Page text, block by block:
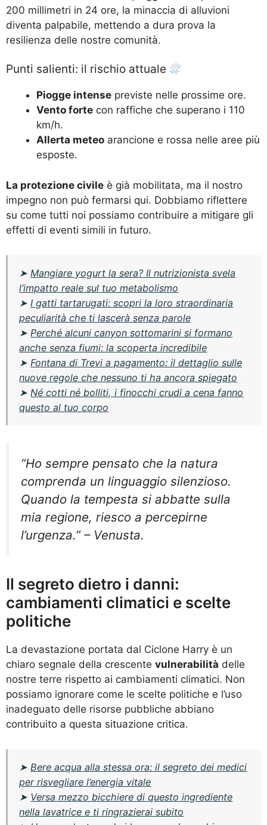
200 millimetri in 24 ore, la minaccia di alluvioni
diventa palpabile, mettendo a dura prova la
resilienza delle nostre comunità.
Punti salienti: il rischio attuale
Piogge intense previste nelle prossime ore.
Vento forte con raffiche che superano i 110
km/h.
Allerta meteo arancione e rossa nelle aree più
esposte.
La protezione civile è già mobilitata, ma il nostro
impegno non può fermarsi qui. Dobbiamo riflettere
su come tutti noi possiamo contribuire a mitigare gli
effetti di eventi simili in futuro.
➤ Mangiare yogurt la sera? Il nutrizionista svela
l’impatto reale sul tuo metabolismo
➤ I gatti tartarugati: scopri la loro straordinaria
peculiarità che ti lascerà senza parole
➤ Perché alcuni canyon sottomarini si formano
anche senza fiumi: la scoperta incredibile
➤ Fontana di Trevi a pagamento: il dettaglio sulle
nuove regole che nessuno ti ha ancora spiegato
➤ Né cotti né bolliti, i finocchi crudi a cena fanno
questo al tuo corpo
“Ho sempre pensato che la natura
comprenda un linguaggio silenzioso.
Quando la tempesta si abbatte sulla
mia regione, riesco a percepirne
l’urgenza.” – Venusta.
Il segreto dietro i danni:
cambiamenti climatici e scelte
politiche
La devastazione portata dal Ciclone Harry è un
chiaro segnale della crescente vulnerabilità delle
nostre terre rispetto ai cambiamenti climatici. Non
possiamo ignorare come le scelte politiche e l’uso
inadeguato delle risorse pubbliche abbiano
contribuito a questa situazione critica.
➤ Bere acqua alla stessa ora: il segreto dei medici
per risvegliare l’energia vitale
➤ Versa mezzo bicchiere di questo ingrediente
nella lavatrice e ti ringrazierai subito